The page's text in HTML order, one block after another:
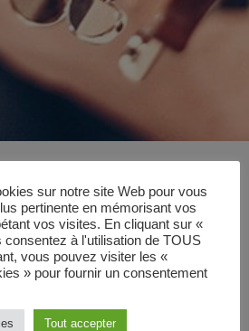
sur notre site Web pour vous
pertinente en mémorisant vos
vos visites. En cliquant sur «
consentez à l'utilisation de TOUS
vous pouvez visiter les «
» pour fournir un consentement
Tout accepter